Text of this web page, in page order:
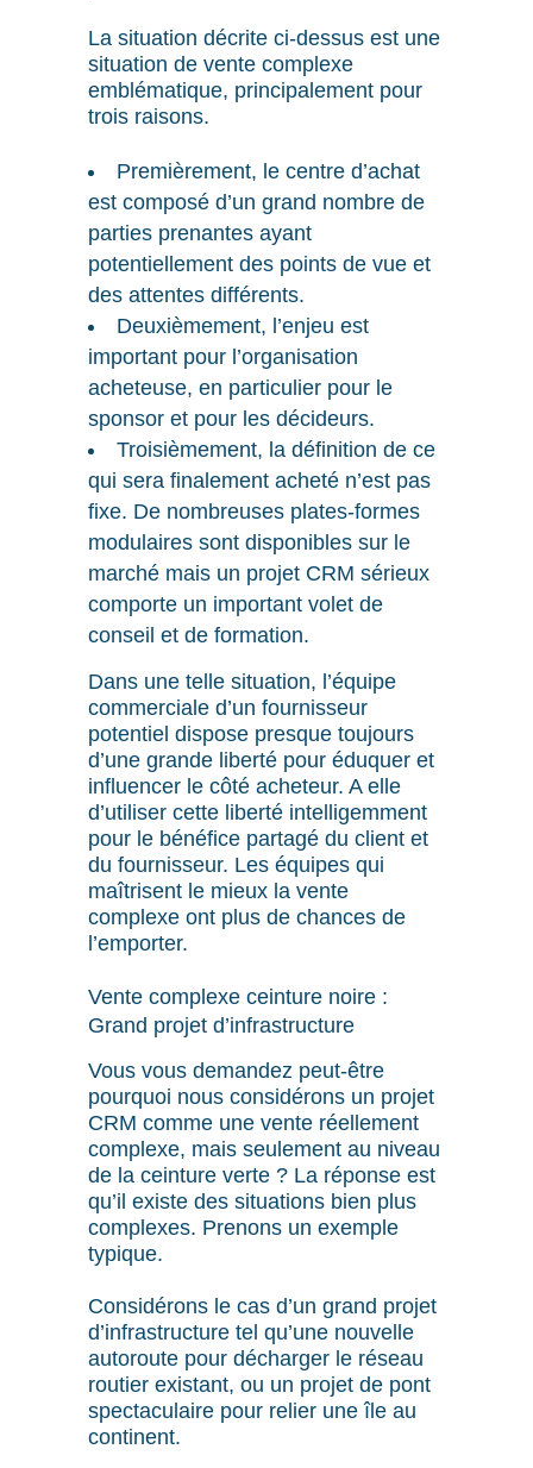
La situation décrite ci-dessus est une
situation de vente complexe
emblématique, principalement pour
trois raisons.
Premièrement, le centre d’achat
est composé d’un grand nombre de
parties prenantes ayant
potentiellement des points de vue et
des attentes différents.
Deuxièmement, l’enjeu est
important pour l’organisation
acheteuse, en particulier pour le
sponsor et pour les décideurs.
Troisièmement, la définition de ce
qui sera finalement acheté n’est pas
fixe. De nombreuses plates-formes
modulaires sont disponibles sur le
marché mais un projet CRM sérieux
comporte un important volet de
conseil et de formation.
Dans une telle situation, l’équipe
commerciale d’un fournisseur
potentiel dispose presque toujours
d’une grande liberté pour éduquer et
influencer le côté acheteur. A elle
d’utiliser cette liberté intelligemment
pour le bénéfice partagé du client et
du fournisseur. Les équipes qui
maîtrisent le mieux la vente
complexe ont plus de chances de
l’emporter.
Vente complexe ceinture noire :
Grand projet d’infrastructure
Vous vous demandez peut-être
pourquoi nous considérons un projet
CRM comme une vente réellement
complexe, mais seulement au niveau
de la ceinture verte ? La réponse est
qu’il existe des situations bien plus
complexes. Prenons un exemple
typique.
Considérons le cas d’un grand projet
d’infrastructure tel qu’une nouvelle
autoroute pour décharger le réseau
routier existant, ou un projet de pont
spectaculaire pour relier une île au
continent.